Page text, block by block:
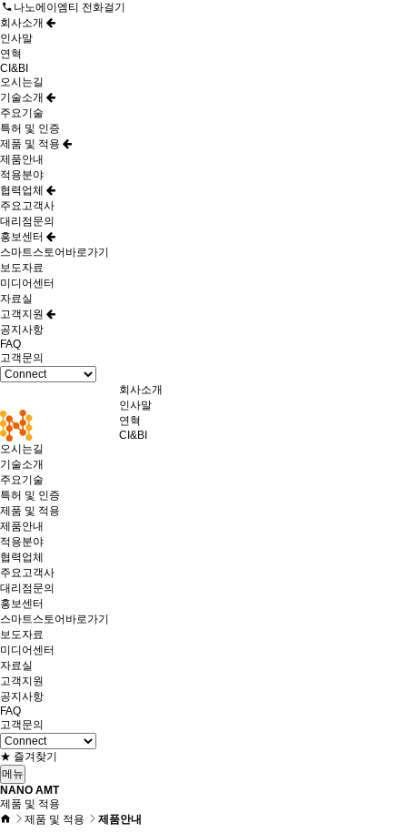
나노에이엠티 전화걸기
회사소개
인사말
연혁
CI&BI
오시는길
기술소개
주요기술
특허 및 인증
제품 및 적용
제품안내
적용분야
협력업체
주요고객사
대리점문의
홍보센터
스마트스토어바로가기
보도자료
미디어센터
자료실
고객지원
공지사항
FAQ
고객문의
회사소개
인사말
연혁
CI&BI
오시는길
기술소개
주요기술
특허 및 인증
제품 및 적용
제품안내
적용분야
협력업체
주요고객사
대리점문의
홍보센터
스마트스토어바로가기
보도자료
미디어센터
자료실
고객지원
공지사항
FAQ
고객문의
★ 즐겨찾기
메뉴
NANO AMT
제품 및 적용
제품 및 적용
제품안내